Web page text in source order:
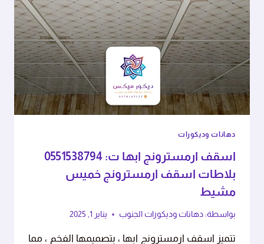
دهانات وديكورات
اسقف ارمسترونج ابها ت: 0551538794
بلاطات اسقف ارمسترونج خميس
مشيط
بواسطة: دهانات وديكورات الجنوب يناير 1, 2025
تتميز اسقف ارمسترونج ابها ، بتصميمها الفخم ، مما